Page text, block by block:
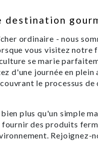
destination
ordinaire - nous
vous visitez notre
se marie
d'une journée en plein
le processus de
plus qu'un simple
fournir des produits
Rejoignez-